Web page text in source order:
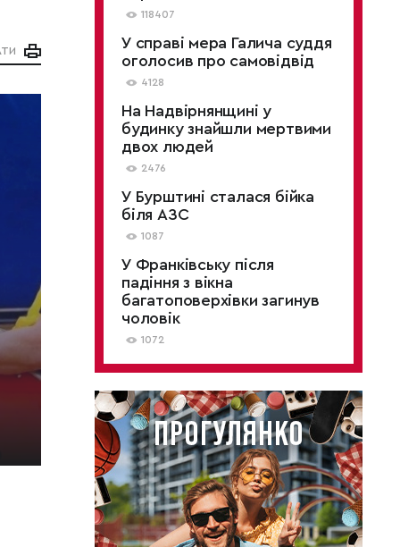
118407
У справі мера Галича суддя
оголосив про самовідвід
4128
На Надвірнянщині у
будинку знайшли мертвими
двох людей
2476
У Бурштині сталася бійка
біля АЗС
1087
У Франківську після
падіння з вікна
багатоповерхівки загинув
чоловік
1072